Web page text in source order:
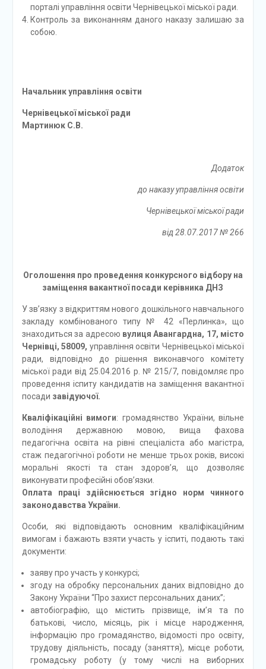
порталі управління освіти Чернівецької міської ради.
Контроль за виконанням даного наказу залишаю за
собою.
Начальник управління освіти
Чернівецької міської ради
Мартинюк С.В.
Додаток
до наказу управління освіти
Чернівецької міської ради
від 28.07.2017 № 266
Оголошення про проведення конкурсного відбору на
заміщення вакантної посади керівника ДНЗ
У зв’язку з відкриттям нового дошкільного навчального
закладу комбінованого типу № 42 «Перлинка», що
знаходиться за адресою вулиця Авангардна, 17, місто
Чернівці, 58009, управління освіти Чернівецької міської
ради, відповідно до рішення виконавчого комітету
міської ради від 25.04.2016 р. № 215/7, повідомляє про
проведення іспиту кандидатів на заміщення вакантної
посади завідуючої.
Кваліфікаційні вимоги: громадянство України, вільне
володіння державною мовою, вища фахова
педагогічна освіта на рівні спеціаліста або магістра,
стаж педагогічної роботи не менше трьох років, високі
моральні якості та стан здоров’я, що дозволяє
виконувати професійні обов’язки.
Оплата праці здійснюється згідно норм чинного
законодавства України.
Особи, які відповідають основним кваліфікаційним
вимогам і бажають взяти участь у іспиті, подають такі
документи:
заяву про участь у конкурсі;
згоду на обробку персональних даних відповідно до
Закону України “Про захист персональних даних”;
автобіографію, що містить прізвище, ім’я та по
батькові, число, місяць, рік і місце народження,
інформацію про громадянство, відомості про освіту,
трудову діяльність, посаду (заняття), місце роботи,
громадську роботу (у тому числі на виборних